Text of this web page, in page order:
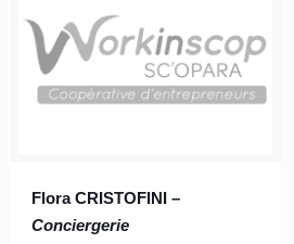
Flora CRISTOFINI –
Conciergerie